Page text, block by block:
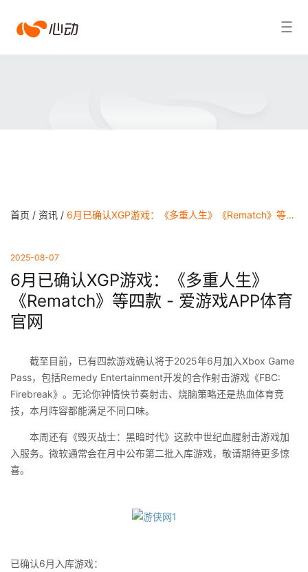
爱搜索结果
首页 / 资讯 / 6月已确认XGP游戏：《多重人生》《Rematch》等四款 - 爱游戏APP体育官网
2025-08-07
6月已确认XGP游戏：《多重人生》
《Rematch》等四款 - 爱游戏APP体育
官网
截至目前，已有四款游戏确认将于2025年6月加入Xbox Game
Pass，包括Remedy Entertainment开发的合作射击游戏《FBC:
Firebreak》。无论你钟情快节奏射击、烧脑策略还是热血体育竞
技，本月阵容都能满足不同口味。
本周还有《毁灭战士：黑暗时代》这款中世纪血腥射击游戏加
入服务。微软通常会在月中公布第二批入库游戏，敬请期待更多惊
喜。
已确认6月入库游戏：